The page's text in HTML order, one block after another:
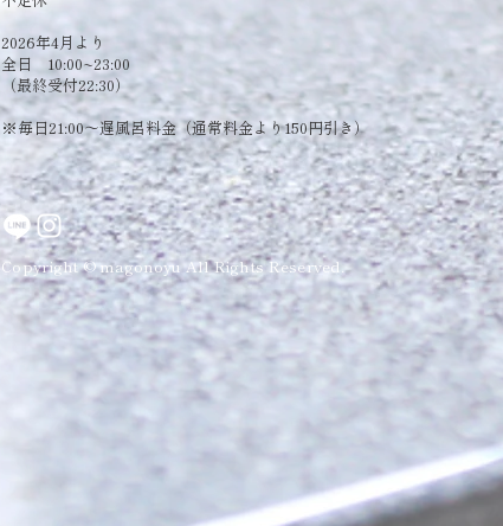
2026年4月より
全日 10:00~23:00
（最終受付22:30）
​※毎日21:00～遅風呂料金（通常料金より150円引き）
Copyright © magonoyu All Rights Reserved.